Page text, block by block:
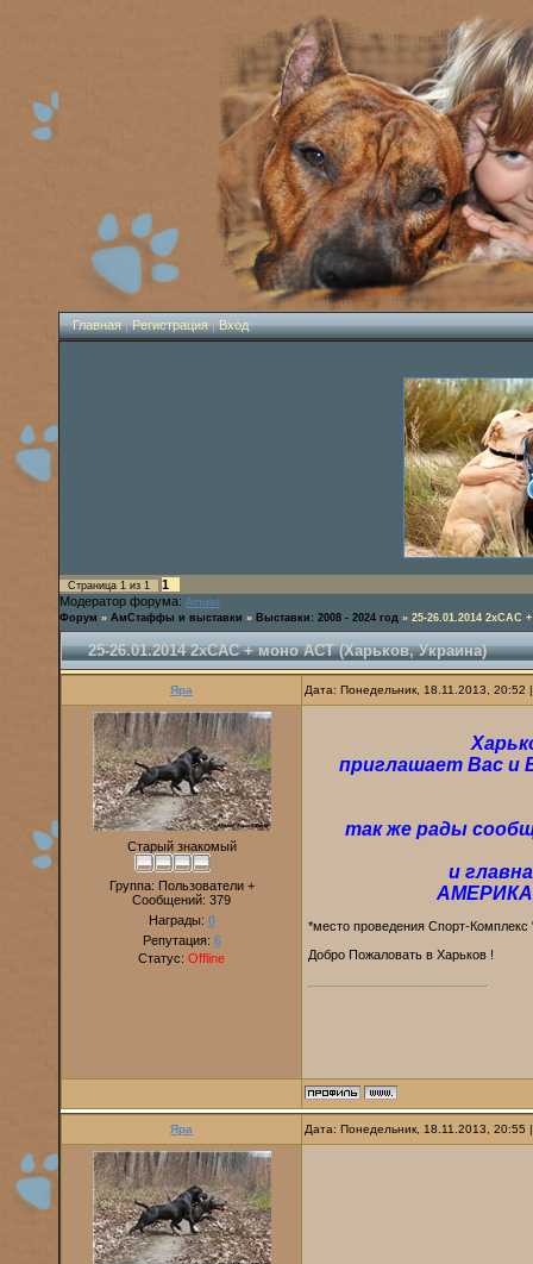
Главная|Регистрация|Вход
Страница 1 из 1
1
Модератор форума: Amulet
Форум » АмСтаффы и выставки » Выставки: 2008 - 2024 год » 25-26.01.2014 2хСАС
25-26.01.2014 2хСАС + моно АСТ (Харьков, Украина)
Яра Дата: Понедельник, 18.11.2013,
Старый знакомый
Группа: Пользователи +
Сообщений: 379
Награды: 0
Репутация: 6
Статус: Offline
приглашает Вас и
так же рады
и
*место проведения Спорт-Комплекс
Добро Пожаловать в Харьков !
Яра Дата: Понедельник, 18.11.2013,